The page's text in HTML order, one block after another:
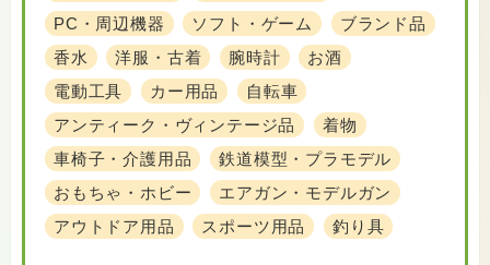
PC・周辺機器
ソフト・ゲーム
ブランド品
香水
洋服・古着 腕時計
お酒
電動工具
カー用品
自転車
アンティーク・ヴィンテージ品
着物
車椅子・介護用品
鉄道模型・プラモデル
おもちゃ・ホビー
エアガン・モデルガン
アウトドア用品
スポーツ用品 釣り具